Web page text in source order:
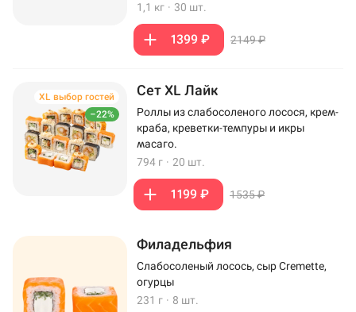
1,1 кг · 30 шт.
1399 ₽ 2149 ₽
–22%
XL выбор гостей Сет XL Лайк
Роллы из слабосоленого лосося, крем-
краба, креветки-темпуры и икры
масаго.
794 г · 20 шт.
1199 ₽ 1535 ₽
Филадельфия
Слабосоленый лосось, сыр Cremette,
огурцы
231 г · 8 шт.